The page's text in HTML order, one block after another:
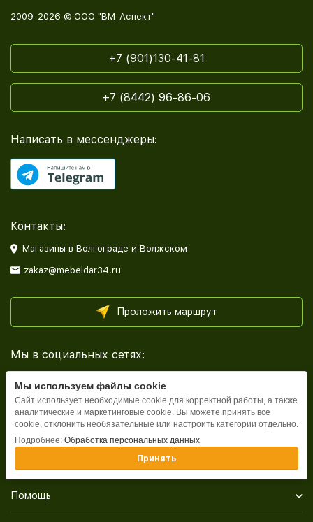
2009-2026 © ООО "ВМ-Аспект"
+7 (901)130-41-81
+7 (8442) 96-86-06
Написать в мессенджеры:
Контакты:
Магазины в Волгограде и Волжском
zakaz@mebeldar34.ru
Проложить маршрут
Мы в социальных сетях:
Каталог
Помощь
Мы используем файлы cookie
Сайт использует необходимые cookie для корректной работы, а также
аналитические и маркетинговые cookie. Вы можете принять все
cookie, отклонить необязательные или настроить категории отдельно.
Подробнее: Обработка персональных данных
Принять